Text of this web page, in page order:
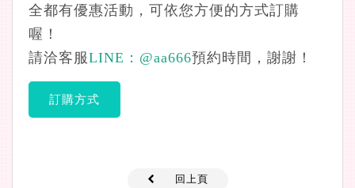
全都有優惠活動，可依您方便的方式訂購
喔！
請洽客服LINE： @aa666預約時間，謝謝！
訂購方式
回上頁